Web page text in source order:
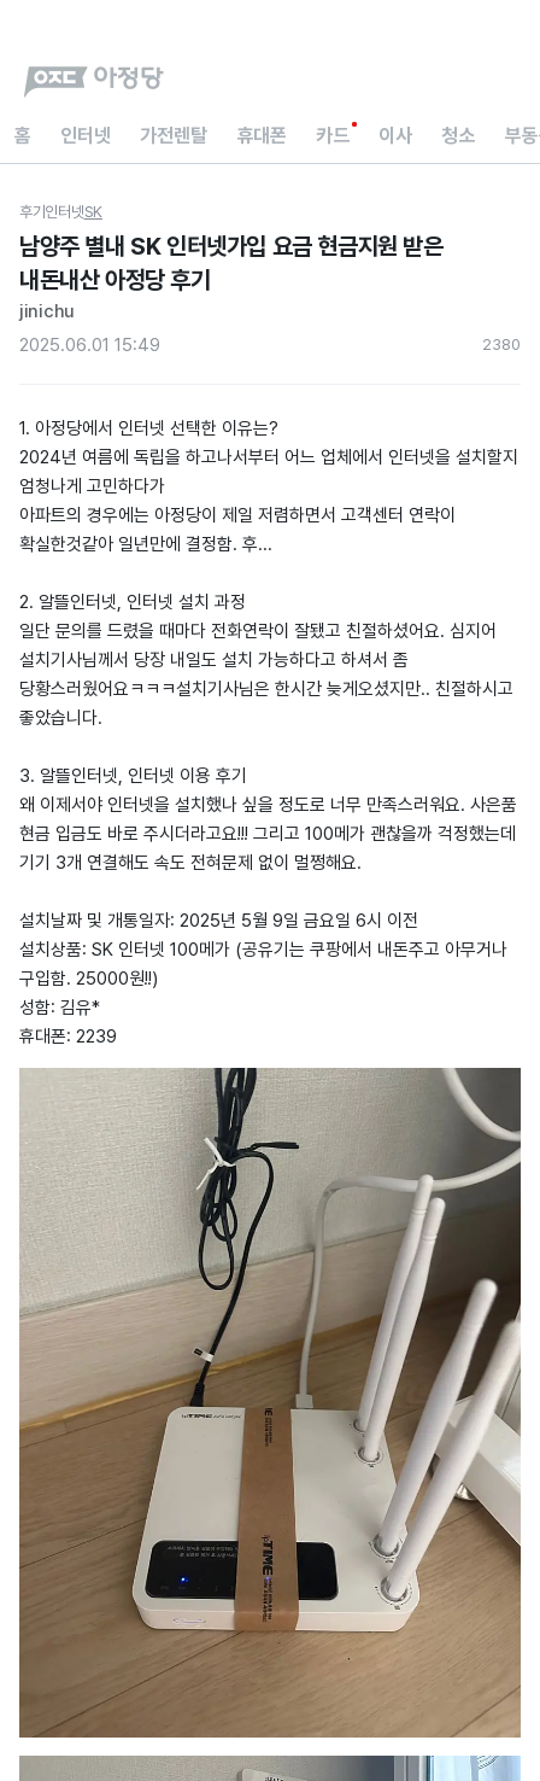
홈 인터넷 가전렌탈 휴대폰 카드 이사 청소 부
후기 인터넷SK
남양주 별내 SK 인터넷가입 요금 현금지원 받은
내돈내산 아정당 후기
jinichu
2025.06.01 15:49
2380
1. 아정당에서 인터넷 선택한 이유는?
2024년 여름에 독립을 하고나서부터 어느 업체에서 인터넷을 설치할지
엄청나게 고민하다가
아파트의 경우에는 아정당이 제일 저렴하면서 고객센터 연락이
확실한것같아 일년만에 결정함. 후...
2. 알뜰인터넷, 인터넷 설치 과정
일단 문의를 드렸을 때마다 전화연락이 잘됐고 친절하셨어요. 심지어
설치기사님께서 당장 내일도 설치 가능하다고 하셔서 좀
당황스러웠어요ㅋㅋㅋ설치기사님은 한시간 늦게오셨지만.. 친절하시고
좋았습니다.
3. 알뜰인터넷, 인터넷 이용 후기
왜 이제서야 인터넷을 설치했나 싶을 정도로 너무 만족스러워요. 사은품
현금 입금도 바로 주시더라고요!!! 그리고 100메가 괜찮을까 걱정했는데
기기 3개 연결해도 속도 전혀문제 없이 멀쩡해요.
설치날짜 및 개통일자: 2025년 5월 9일 금요일 6시 이전
설치상품: SK 인터넷 100메가 (공유기는 쿠팡에서 내돈주고 아무거나
구입함. 25000원!!)
성함: 김유*
휴대폰: 2239